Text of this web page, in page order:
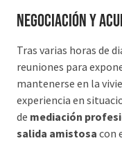
Negociación y
Tras varias horas de
reuniones para
mantenerse en la
experiencia en
de mediación
salida amistosa con